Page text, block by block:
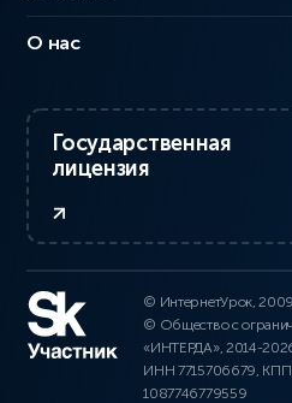
О нас
Государственная
лицензия
© ИнтернетУрок,
© Общество с
«ИНТЕРДА», 2014-
ИНН 7715706679,
1087746779559